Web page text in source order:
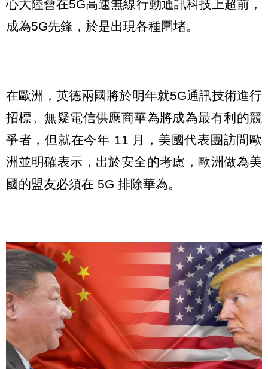
心大陸會在5G高速無線行動通訊科技上超前，
成為5G先鋒，於是出現各種圍堵。
在歐洲，英德兩國將於明年就5G通訊技術進行
招標。無疑電信供應商華為將成為最有利的競
爭者，但就在今年 11 月，美國代表團訪問歐
洲並明確表示，出於安全的考慮，歐洲做為美
國的盟友必須在 5G 排除華為。